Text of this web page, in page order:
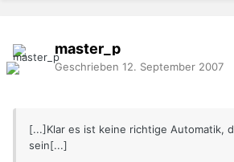
master_p
Geschrieben 12. September 2007
[...]Klar es ist keine richtige Automatik,
sein[...]